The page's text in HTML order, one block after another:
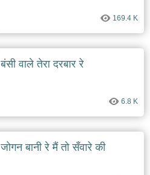
169.4 K
बंसी वाले तेरा दरबार रे
6.8 K
जोगन बानी रे मैं तो सँवारे की